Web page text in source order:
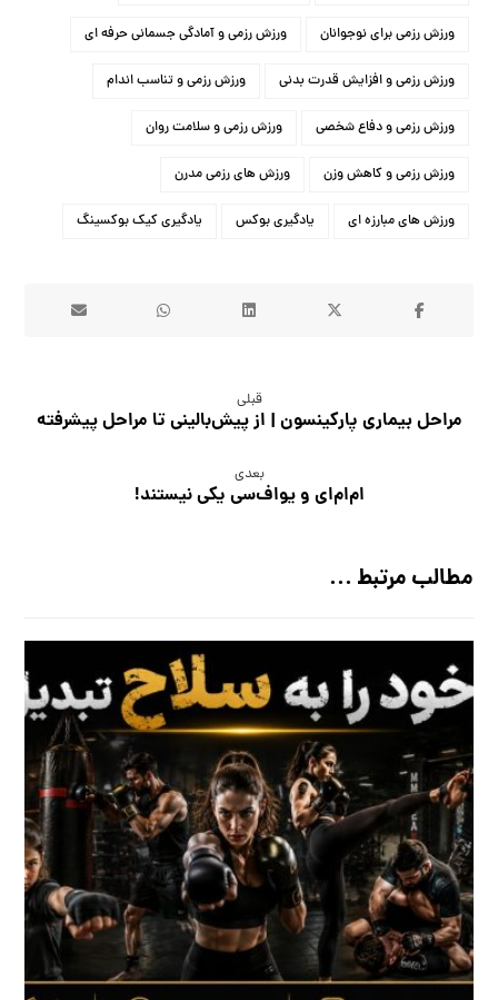
ورزش رزمی برای نوجوانان ورزش رزمی و آمادگی جسمانی حرفه ای
ورزش رزمی و افزایش قدرت بدنی ورزش رزمی و تناسب اندام
ورزش رزمی و دفاع شخصی ورزش رزمی و سلامت روان
ورزش رزمی و کاهش وزن ورزش های رزمی مدرن
ورزش های مبارزه ای یادگیری بوکس یادگیری کیک بوکسینگ
قبلی
مراحل بیماری پارکینسون | از پیش‌بالینی تا مراحل پیشرفته
بعدی
ام‌ام‌ای و یو‌اف‌سی یکی نیستند!
مطالب مرتبط ...